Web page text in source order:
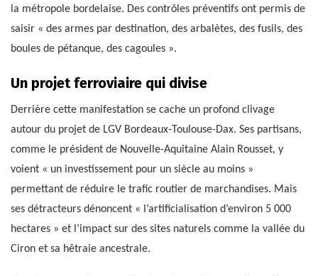
la métropole bordelaise. Des contrôles préventifs ont permis de
saisir « des armes par destination, des arbalètes, des fusils, des
boules de pétanque, des cagoules ».
Un projet ferroviaire qui divise
Derrière cette manifestation se cache un profond clivage
autour du projet de LGV Bordeaux-Toulouse-Dax. Ses partisans,
comme le président de Nouvelle-Aquitaine Alain Rousset, y
voient « un investissement pour un siècle au moins »
permettant de réduire le trafic routier de marchandises. Mais
ses détracteurs dénoncent « l’artificialisation d’environ 5 000
hectares » et l’impact sur des sites naturels comme la vallée du
Ciron et sa hêtraie ancestrale.